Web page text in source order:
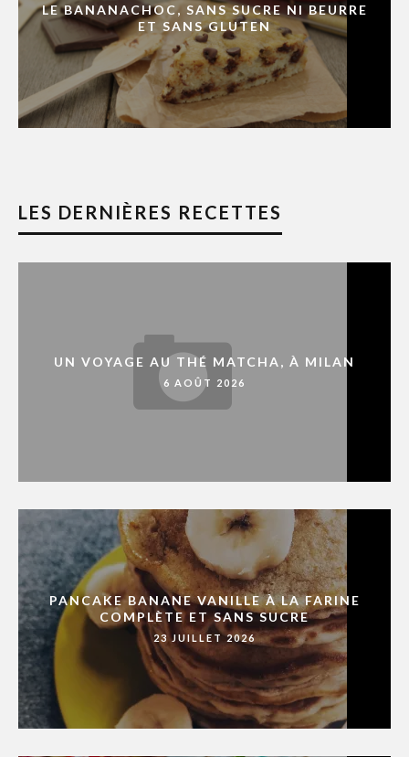
LE BANANACHOC, SANS SUCRE NI BEURRE
ET SANS GLUTEN
LES DERNIÈRES RECETTES
UN VOYAGE AU THÉ MATCHA, À MILAN
6 AOÛT 2026
PANCAKE BANANE VANILLE À LA FARINE
COMPLÈTE ET SANS SUCRE
23 JUILLET 2026